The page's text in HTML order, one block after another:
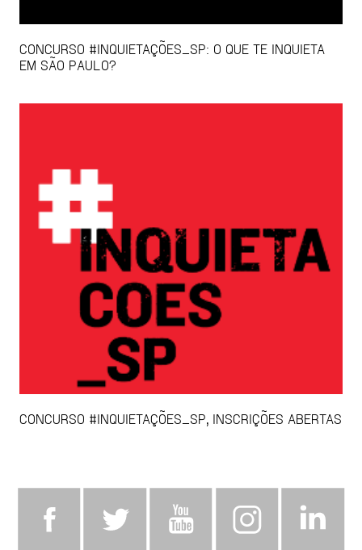
CONCURSO #INQUIETAÇÕES_SP: O QUE TE INQUIETA
EM SÃO PAULO?
CONCURSO #INQUIETAÇÕES_SP, INSCRIÇÕES ABERTAS